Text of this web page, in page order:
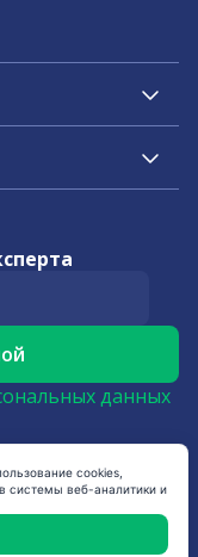
данных
cookies,
системы веб-аналитики и